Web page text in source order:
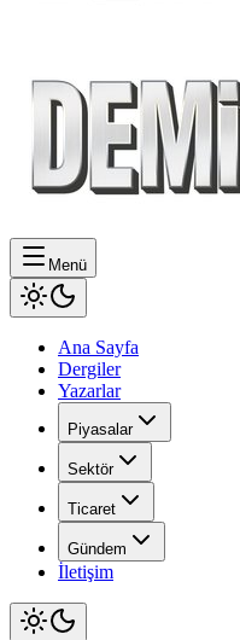
Menü
Ana Sayfa
Dergiler
Yazarlar
Piyasalar
Sektör
Ticaret
Gündem
İletişim